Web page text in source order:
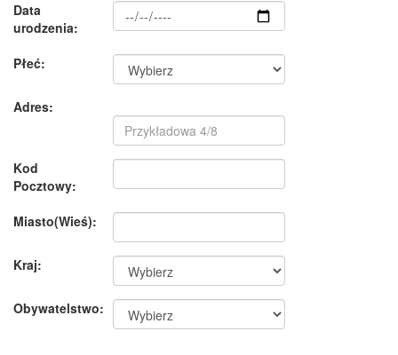
Data
urodzenia:
Płeć:
Adres:
Kod
Pocztowy:
Miasto(Wieś):
Kraj:
Obywatelstwo: